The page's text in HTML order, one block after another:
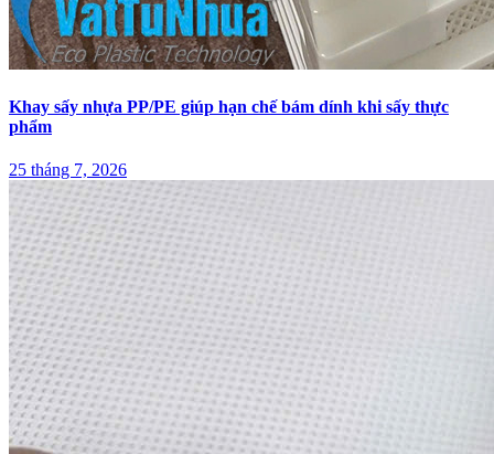
Khay sấy nhựa PP/PE giúp hạn chế bám dính khi sấy thực
phẩm
25 tháng 7, 2026